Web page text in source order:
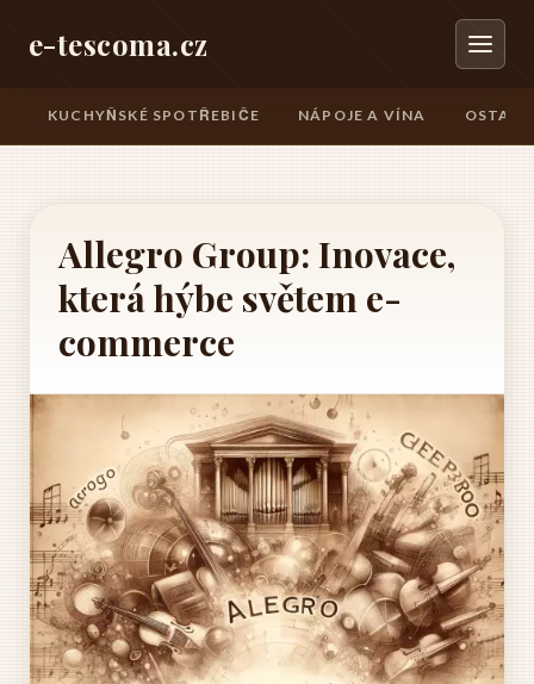
e-tescoma.cz
KUCHYŇSKÉ SPOTŘEBIČE NÁPOJE A VÍNA
Allegro Group: Inovace,
která hýbe světem e-
commerce